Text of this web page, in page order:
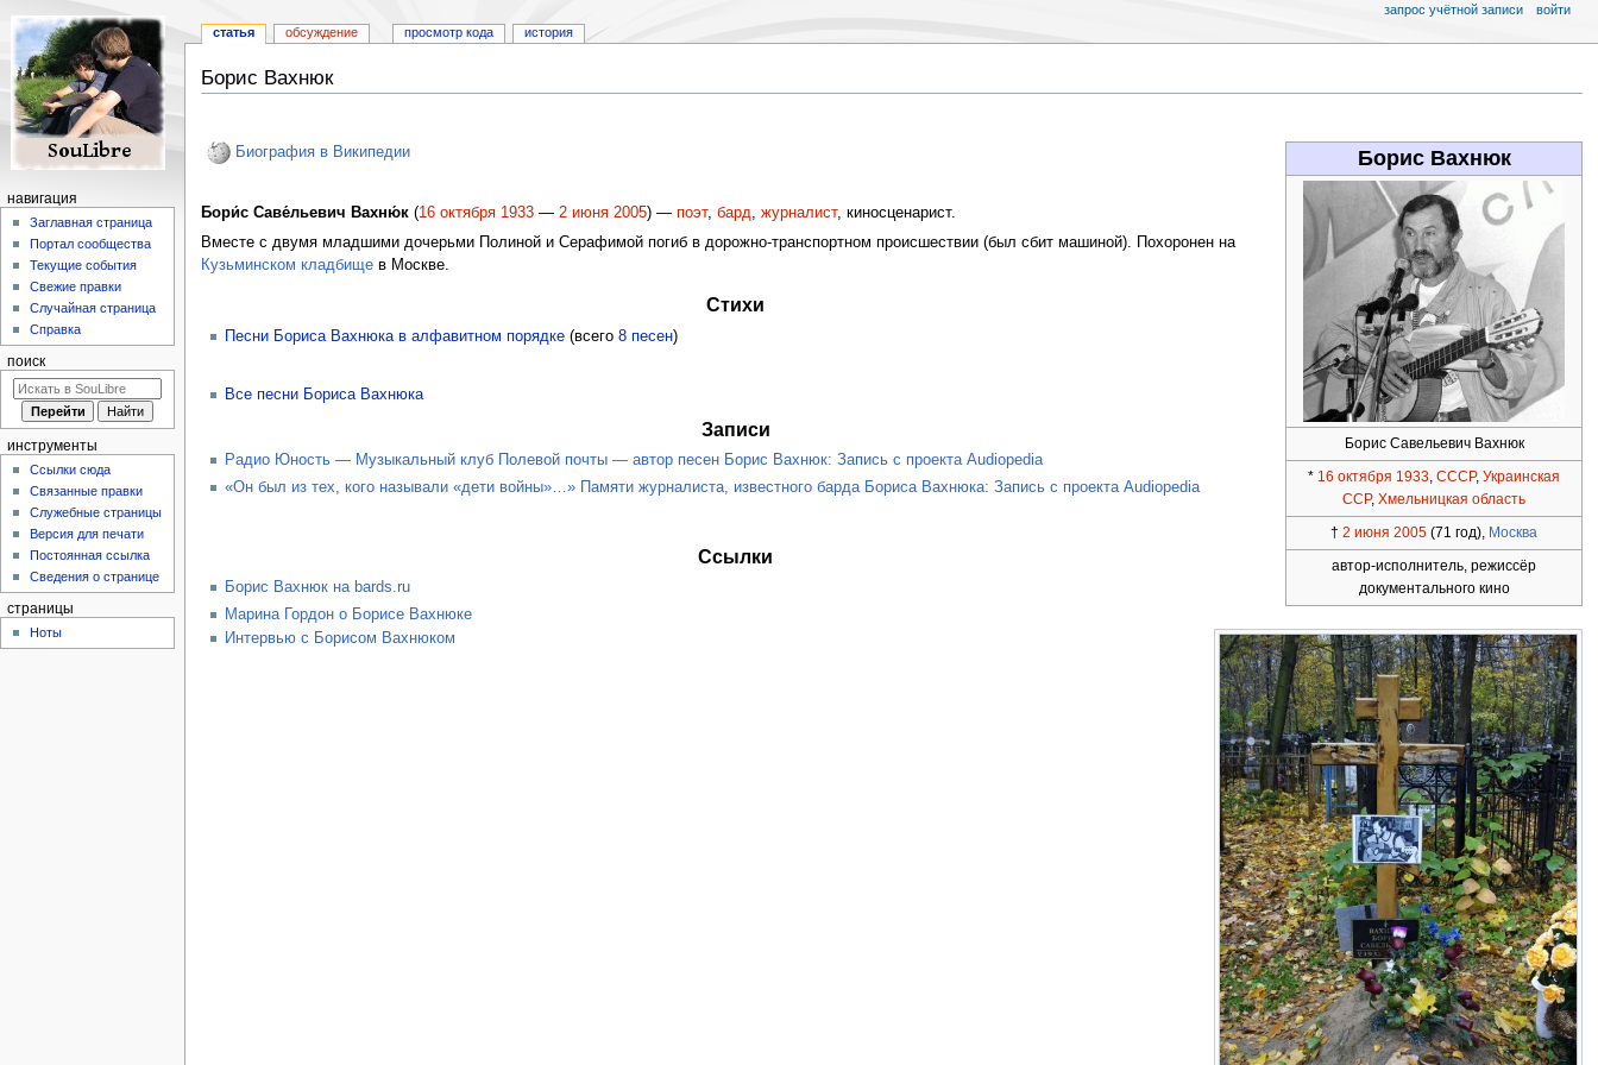
Борис Вахнюк
навигации
поиску
Борис Вахнюк
Борис Савельевич Вахнюк
* 16 октября 1933,СССР,Украинская
ССР,Хмельницкая область
†2 июня 2005 (71 год), Москва
автор-исполнитель, режиссёр
документального кино
Биография в Википедии
Бори́с Саве́льевич Вахню́к(16 октября 1933— 2 июня 2005) — поэт, бард журналист, киносценарист.
Вместе с двумя младшими дочерьми Полиной и Серафимой погиб в дорожно-транспортном происшествии (был сбит машиной). Похоронен на
Кузьминском кладбищев Москве.
Стихи
Песни Бориса Вахнюка в алфавитном порядке(всего 8 песен)
Все песни Бориса Вахнюка
Записи
Радио Юность — Музыкальный клуб Полевой почты — автор песен Борис Вахнюк: Запись с проекта Audiopedia
«Он был из тех, кого называли «дети войны»…» Памяти журналиста, известного барда Бориса Вахнюка: Запись с проекта Audiopedia
Ссылки
Борис Вахнюк на bards.ru
Марина Гордон о Борисе Вахнюке
Интервью с Борисом Вахнюком
статья обсуждение просмотр кода история
запрос учётной записи войти
навигация
Заглавная страница
Портал сообщества
Текущие события
Свежие правки
Случайная страница
Справка
поиск
инструменты
Ссылки сюда
Связанные правки
Служебные страницы
Версия для печати
Постоянная ссылка
Сведения о странице
страницы
Ноты